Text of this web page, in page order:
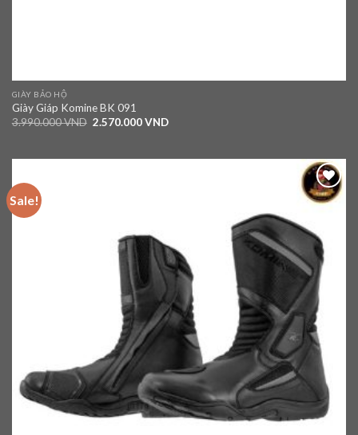
GIÀY BẢO HỘ
Giày Giáp Komine BK 091
3.990.000VND 2.570.000VND
Sale!
Add to